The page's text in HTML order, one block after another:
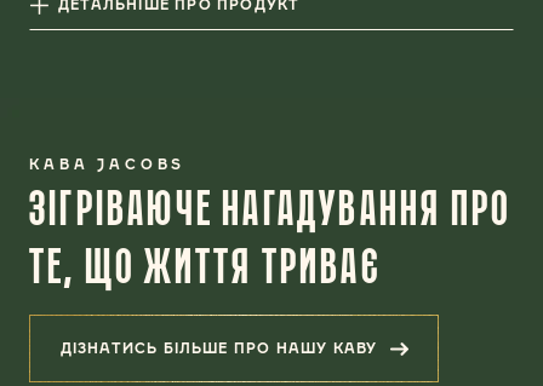
ДЕТАЛЬНІШЕ ПРО ПРОДУКТ
КАВА JACOBS
ЗІГРІВАЮЧЕ НАГАДУВАННЯ ПРО
ТЕ, ЩО ЖИТТЯ ТРИВАЄ
ДІЗНАТИСЬ БІЛЬШЕ ПРО НАШУ КАВУ
(ЗІГРІВАЮЧЕ НАГАДУВАННЯ ПРО